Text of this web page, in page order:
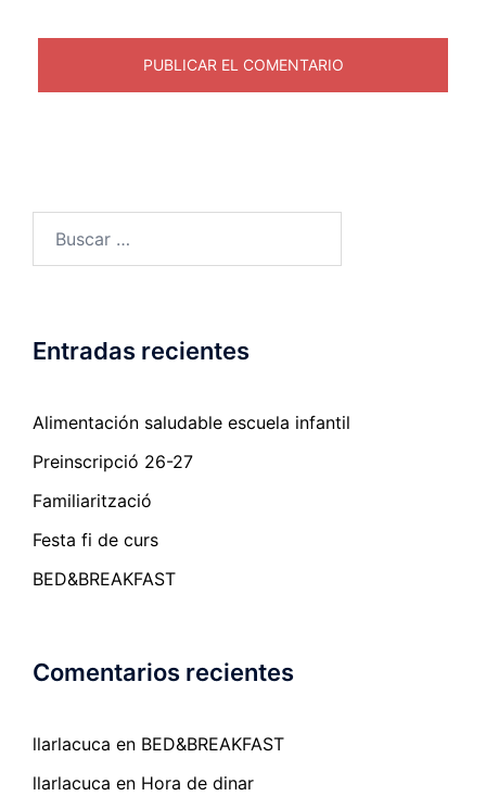
Entradas recientes
Alimentación saludable escuela infantil
Preinscripció 26-27
Familiarització
Festa fi de curs
BED&BREAKFAST
Comentarios recientes
llarlacuca en BED&BREAKFAST
llarlacuca en Hora de dinar